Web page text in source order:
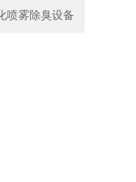
喷雾除臭设备